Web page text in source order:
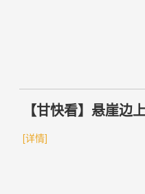
【甘快看】悬崖边
[详情]